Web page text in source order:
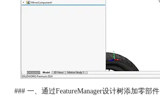
### 一、通过FeatureManager设计树添加零部件